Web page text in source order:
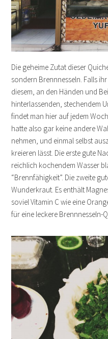
Die geheime Zutat dieser
sondern Brennnesseln. Falls
diesem, an den Händen und
hinterlassenden, stechendem
findet man hier auf jedem
hatte also gar keine andere
nehmen, und einmal selbst
kreieren lässt. Die erste gute
reichlich kochendem Wasser
“Brennfähigkeit”. Die zweite
Wunderkraut. Es enthält
soviel Vitamin C wie eine
für eine leckere Brennnesseln-